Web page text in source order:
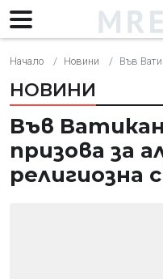
Начало Новини Във
НОВИНИ
Във
призова за
религиозна